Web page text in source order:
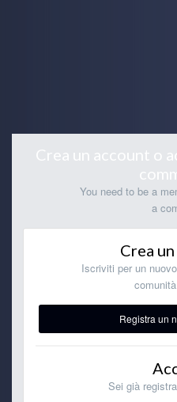
Crea un account o
You need to be a
a
Crea
Iscriviti per un
Registra un
Sei già